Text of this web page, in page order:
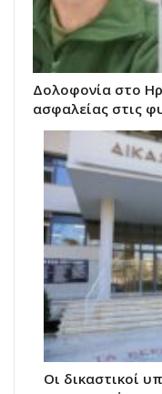
Δολοφονία στο
ασφαλείας στις
Οι δικαστικοί